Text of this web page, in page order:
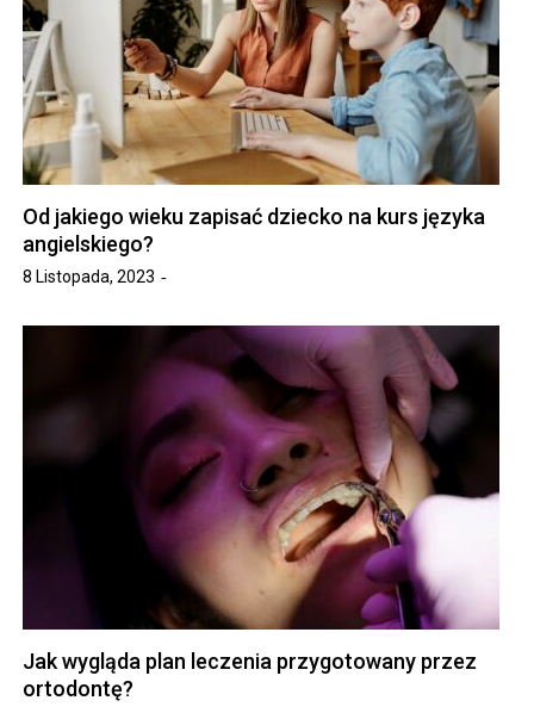
Od jakiego wieku zapisać dziecko na kurs języka
angielskiego?
8 Listopada, 2023
Jak wygląda plan leczenia przygotowany przez
ortodontę?